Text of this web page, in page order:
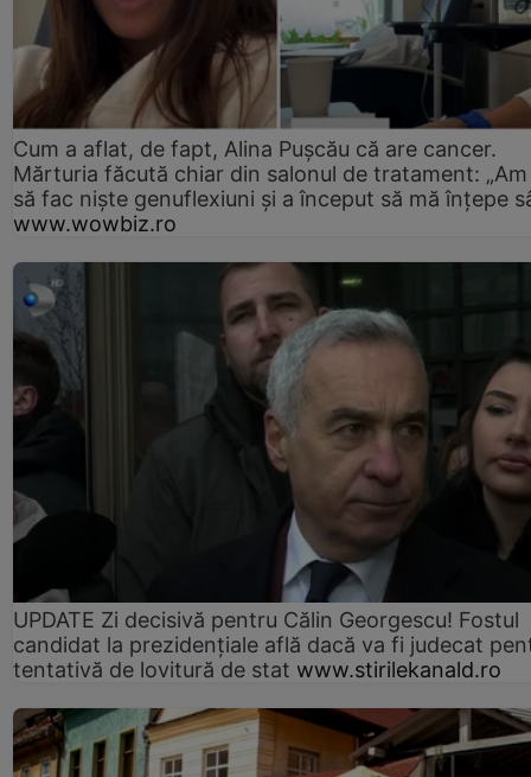
Cum a aflat, de fapt, Alina Pușcău că are cancer.
Mărturia făcută chiar din salonul de tratament:
să fac niște genuflexiuni și a început să mă înțepe
www.wowbiz.ro
UPDATE Zi decisivă pentru Călin Georgescu! Fostul
candidat la prezidențiale află dacă va fi judecat
tentativă de lovitură de stat www.stirilekanald.ro